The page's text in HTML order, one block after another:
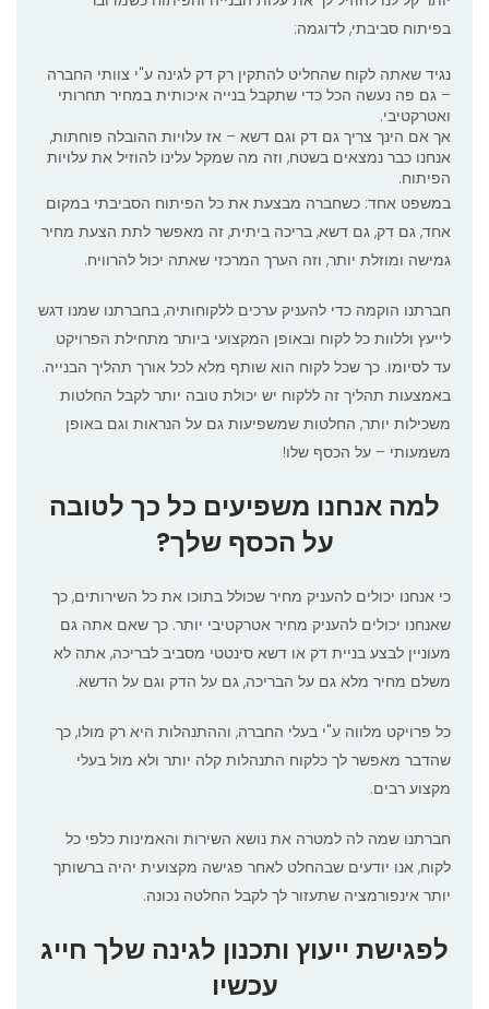
בפיתוח סביבתי, לדוגמה:
נגיד שאתה לקוח שהחליט להתקין רק דק לגינה ע"י צוותי החברה
– גם פה נעשה הכל כדי שתקבל בנייה איכותית במחיר תחרותי
ואטרקטיבי.
אך אם הינך צריך גם דק וגם דשא – אז עלויות ההובלה פוחתות,
אנחנו כבר נמצאים בשטח, וזה מה שמקל עלינו להוזיל את עלויות
הפיתוח.
במשפט אחד: כשחברה מבצעת את כל הפיתוח הסביבתי במקום
אחד, גם דק, גם דשא, בריכה ביתית, זה מאפשר לתת הצעת מחיר
גמישה ומוזלת יותר, וזה הערך המרכזי שאתה יכול להרוויח.
חברתנו הוקמה כדי להעניק ערכים ללקוחותיה, בחברתנו שמנו דגש
לייעץ וללוות כל לקוח ובאופן המקצועי ביותר מתחילת הפרויקט
עד לסיומו. כך שכל לקוח הוא שותף מלא לכל אורך תהליך הבנייה.
באמצעות תהליך זה ללקוח יש יכולת טובה יותר לקבל החלטות
משכילות יותר, החלטות שמשפיעות גם על הנראות וגם באופן
משמעותי – על הכסף שלו!
למה אנחנו משפיעים כל כך לטובה
על הכסף שלך?
כי אנחנו יכולים להעניק מחיר שכולל בתוכו את כל השירותים, כך
שאנחנו יכולים להעניק מחיר אטרקטיבי יותר. כך שאם אתה גם
מעוניין לבצע בניית דק או דשא סינטטי מסביב לבריכה, אתה לא
משלם מחיר מלא גם על הבריכה, גם על הדק וגם על הדשא.
כל פרויקט מלווה ע"י בעלי החברה, וההתנהלות היא רק מולו, כך
שהדבר מאפשר לך כלקוח התנהלות קלה יותר ולא מול בעלי
מקצוע רבים.
חברתנו שמה לה למטרה את נושא השירות והאמינות כלפי כל
לקוח, אנו יודעים שבהחלט לאחר פגישה מקצועית יהיה ברשותך
יותר אינפורמציה שתעזור לך לקבל החלטה נכונה.
לפגישת ייעוץ ותכנון לגינה שלך חייג
עכשיו